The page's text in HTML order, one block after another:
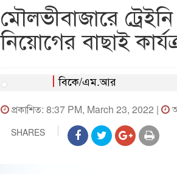
মৌলভীবাজারে
নিয়োগের বাছাই
বিকে/এম.আর
প্রকাশিত: 8:37 PM, March 23, 2022 |
SHARES